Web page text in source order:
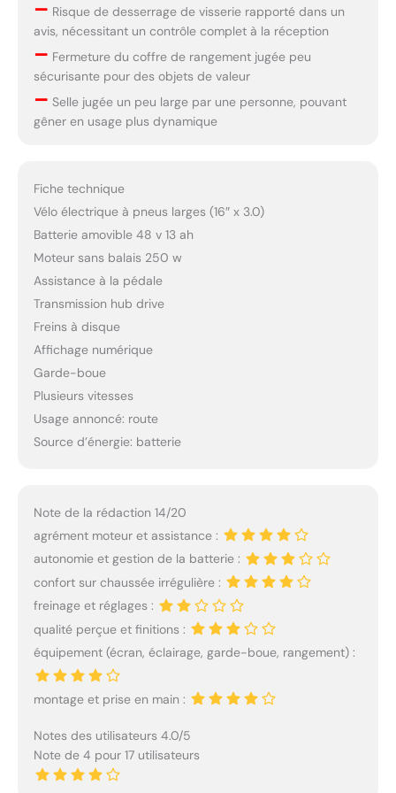
– Risque de desserrage de visserie rapporté dans un
avis, nécessitant un contrôle complet à la réception
– Fermeture du coffre de rangement jugée peu
sécurisante pour des objets de valeur
– Selle jugée un peu large par une personne, pouvant
gêner en usage plus dynamique
Fiche technique
Vélo électrique à pneus larges (16″ x 3.0)
Batterie amovible 48 v 13 ah
Moteur sans balais 250 w
Assistance à la pédale
Transmission hub drive
Freins à disque
Affichage numérique
Garde-boue
Plusieurs vitesses
Usage annoncé: route
Source d’énergie: batterie
Note de la rédaction 14/20
agrément moteur et assistance :
autonomie et gestion de la batterie :
confort sur chaussée irrégulière :
freinage et réglages :
qualité perçue et finitions :
équipement (écran, éclairage, garde-boue, rangement) :
montage et prise en main :
Notes des utilisateurs 4.0/5
Note de 4 pour 17 utilisateurs